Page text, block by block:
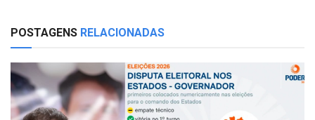
POSTAGENS RELACIONADAS